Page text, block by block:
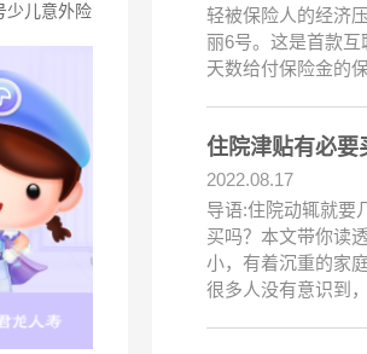
少儿意外险
轻被保险人的经济
丽6号。这是首款
天数给付保险金的
住院津贴有必要
2022.08.17
导语:住院动辄就要
买吗？本文带你读
小，有着沉重的家
很多人没有意识到